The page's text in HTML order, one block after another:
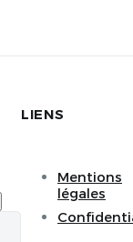
LIENS
Mentions
légales